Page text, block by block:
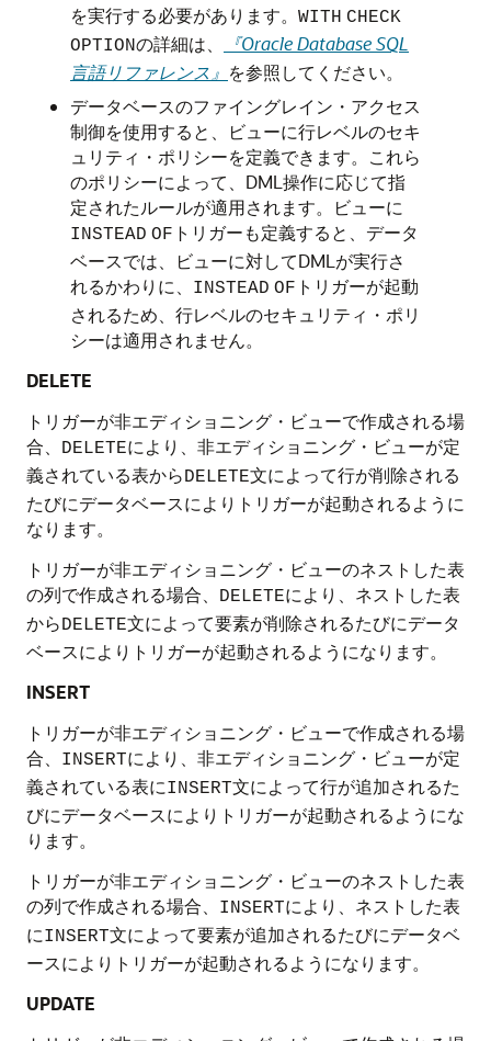
を実行する必要があります。 WITH CHECK
OPTIONの詳細は、
『Oracle Database SQL
言語リファレンス』 を参照してください。
データベースのファイングレイン・アクセス
制御を使用すると、ビューに行レベルのセキ
ュリティ・ポリシーを定義できます。これら
のポリシーによって、DML操作に応じて指
定されたルールが適用されます。ビューに
INSTEAD OF トリガーも定義すると、データ
ベースでは、ビューに対してDMLが実行さ
れるかわりに、
INSTEAD OF トリガーが起動
されるため、行レベルのセキュリティ・ポリ
シーは適用されません。
DELETE
トリガーが非エディショニング・ビューで作成される場
合、
DELETEにより、非エディショニング・ビューが定
義されている表から DELETE文によって行が削除される
たびにデータベースによりトリガーが起動されるように
なります。
トリガーが非エディショニング・ビューのネストした表
の列で作成される場合、
DELETEにより、ネストした表
から DELETE文によって要素が削除されるたびにデータ
ベースによりトリガーが起動されるようになります。
INSERT
トリガーが非エディショニング・ビューで作成される場
合、
INSERTにより、非エディショニング・ビューが定
義されている表にINSERT文によって行が追加されるた
びにデータベースによりトリガーが起動されるようにな
ります。
トリガーが非エディショニング・ビューのネストした表
の列で作成される場合、
INSERTにより、ネストした表
にINSERT文によって要素が追加されるたびにデータベ
ースによりトリガーが起動されるようになります。
UPDATE